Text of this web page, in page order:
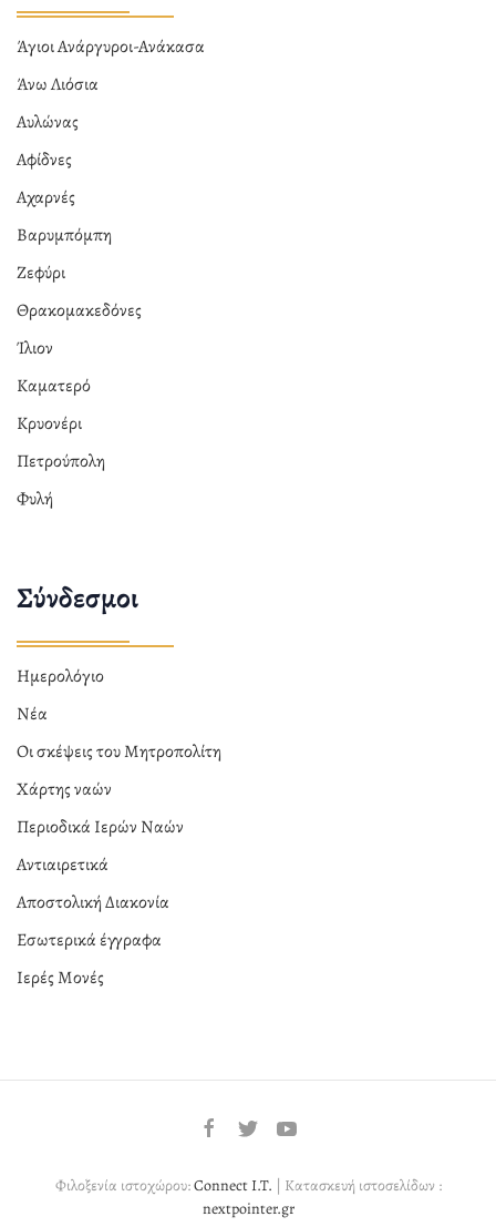
Άγιοι Ανάργυροι-Ανάκασα
Άνω Λιόσια
Αυλώνας
Αφίδνες
Αχαρνές
Βαρυμπόμπη
Ζεφύρι
Θρακομακεδόνες
Ίλιον
Καματερό
Κρυονέρι
Πετρούπολη
Φυλή
Σύνδεσμοι
Ημερολόγιο
Νέα
Οι σκέψεις του Μητροπολίτη
Χάρτης ναών
Περιοδικά Ιερών Ναών
Αντιαιρετικά
Αποστολική Διακονία
Εσωτερικά έγγραφα
Ιερές Μονές
Φιλοξενία ιστοχώρου:Connect I.T. | Κατασκευή ιστοσελίδων :
nextpointer.gr